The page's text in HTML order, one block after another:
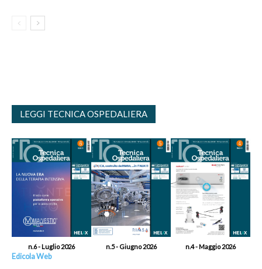
LEGGI TECNICA OSPEDALIERA
n.6 - Luglio 2026 n.5 - Giugno 2026 n.4 - Maggio 2026
Edicola Web